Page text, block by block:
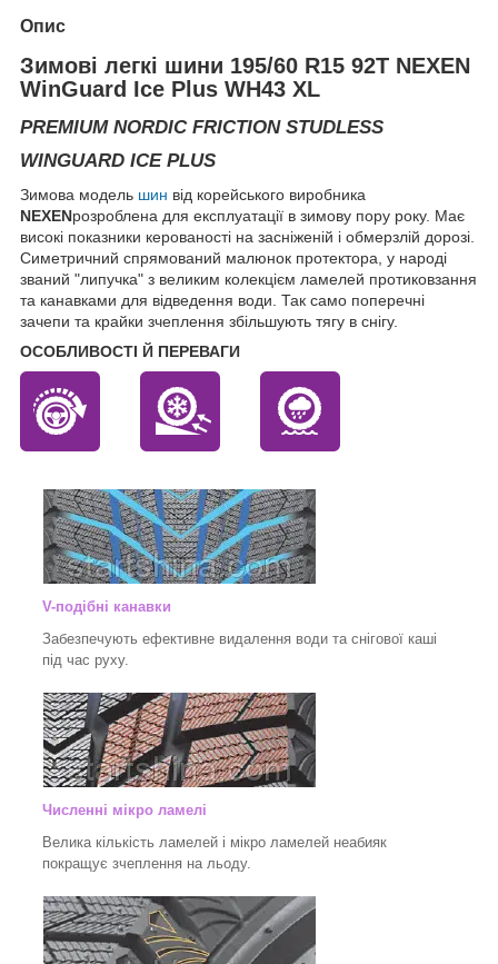
Опис
Зимові легкі шини 195/60 R15 92T NEXEN
WinGuard Ice Plus WH43 XL
PREMIUM NORDIC FRICTION STUDLESS
WINGUARD ICE PLUS
Зимова модель шин від корейського виробника
NEXENрозроблена для експлуатації в зимову пору року. Має
високі показники керованості на засніженій і обмерзлій дорозі.
Симетричний спрямований малюнок протектора, у народі
званий "липучка" з великим колекцієм ламелей протиковзання
та канавками для відведення води. Так само поперечні
зачепи та крайки зчеплення збільшують тягу в снігу.
ОСОБЛИВОСТІ Й ПЕРЕВАГИ
V-подібні канавки
Забезпечують ефективне видалення води та снігової каші
під час руху.
Численні мікро ламелі
Велика кількість ламелей і мікро ламелей неабияк
покращує зчеплення на льоду.